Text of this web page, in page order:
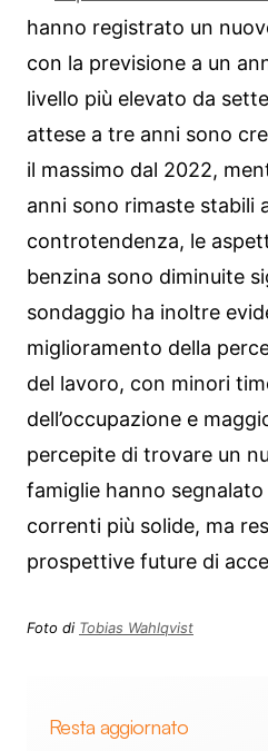
hanno registrato un
con la previsione a un
livello più elevato da
attese a tre anni sono
il massimo dal 2022,
anni sono rimaste stabili
controtendenza, le
benzina sono diminuite
sondaggio ha inoltre
miglioramento della
del lavoro, con minori
dell’occupazione e
percepite di trovare un
famiglie hanno
correnti più solide, ma
prospettive future di
Foto di Tobias Wahlqvist
Resta aggiornato